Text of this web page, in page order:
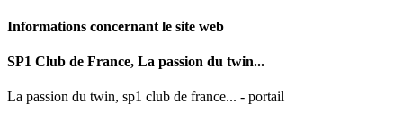
Informations concernant le site web
SP1 Club de France, La passion du twin...
La passion du twin, sp1 club de france... - portail